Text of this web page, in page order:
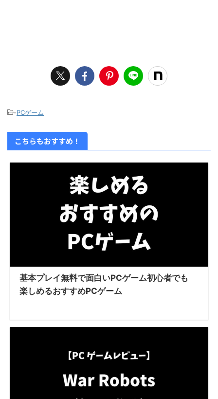
-PCゲーム
こちらもおすすめ！
基本プレイ無料で面白いPCゲーム初心者でも
楽しめるおすすめPCゲーム